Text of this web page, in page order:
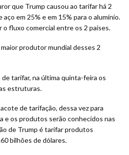
que Trump causou ao tarifar há 2
em 25% e em 15% para o alumínio.
o fluxo comercial entre os 2 países.
produtor mundial desses 2
tarifar, na última quinta-feira os
estruturas.
de tarifação, dessa vez para
e os produtos serão conhecidos nas
de Trump é tarifar produtos
bilhões de dólares.